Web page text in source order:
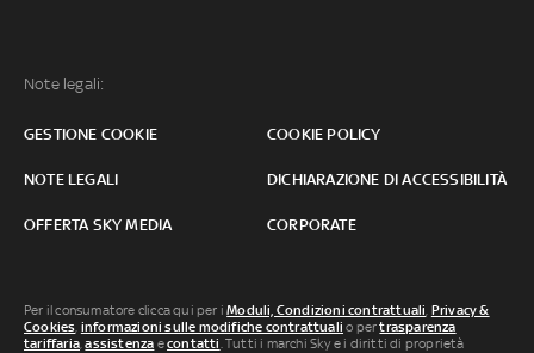
Note legali:
GESTIONE COOKIE COOKIE POLICY
NOTE LEGALI DICHIARAZIONE DI ACCESSIBILITÀ
OFFERTA SKY MEDIA CORPORATE
Per il consumatore clicca qui per iModuli, Condizioni contrattuali, Privacy &
Cookies, informazioni sulle modifiche contrattuali o pertrasparenza
tariffaria,assistenza econtatti. Tutti i marchi Sky e i diritti di proprietà